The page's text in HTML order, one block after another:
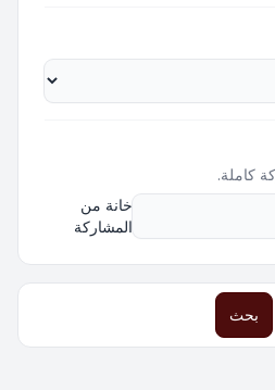
خانة من
المشاركة
بحث